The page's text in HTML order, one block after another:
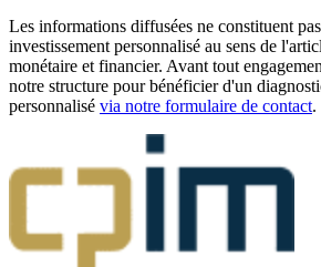
Les informations diffusées ne constituent
investissement personnalisé au sens de
monétaire et financier. Avant tout
notre structure pour bénéficier d'un
personnalisé via notre formulaire de contact.